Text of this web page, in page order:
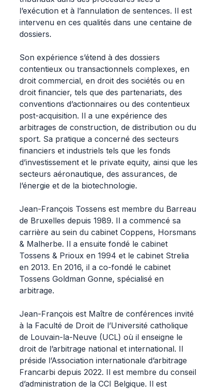
l’exécution et à l’annulation de sentences. Il est
intervenu en ces qualités dans une centaine de
dossiers.
Son expérience s’étend à des dossiers
contentieux ou transactionnels complexes, en
droit commercial, en droit des sociétés ou en
droit financier, tels que des partenariats, des
conventions d’actionnaires ou des contentieux
post-acquisition. Il a une expérience des
arbitrages de construction, de distribution ou du
sport. Sa pratique a concerné des secteurs
financiers et industriels tels que les fonds
d’investissement et le private equity, ainsi que les
secteurs aéronautique, des assurances, de
l’énergie et de la biotechnologie.
Jean-François Tossens est membre du Barreau
de Bruxelles depuis 1989. Il a commencé sa
carrière au sein du cabinet Coppens, Horsmans
& Malherbe. Il a ensuite fondé le cabinet
Tossens & Prioux en 1994 et le cabinet Strelia
en 2013. En 2016, il a co-fondé le cabinet
Tossens Goldman Gonne, spécialisé en
arbitrage.
Jean-François est Maître de conférences invité
à la Faculté de Droit de l’Université catholique
de Louvain-la-Neuve (UCL) où il enseigne le
droit de l’arbitrage national et international. Il
préside l’Association internationale d’arbitrage
Francarbi depuis 2022. Il est membre du conseil
d’administration de la CCI Belgique. Il est